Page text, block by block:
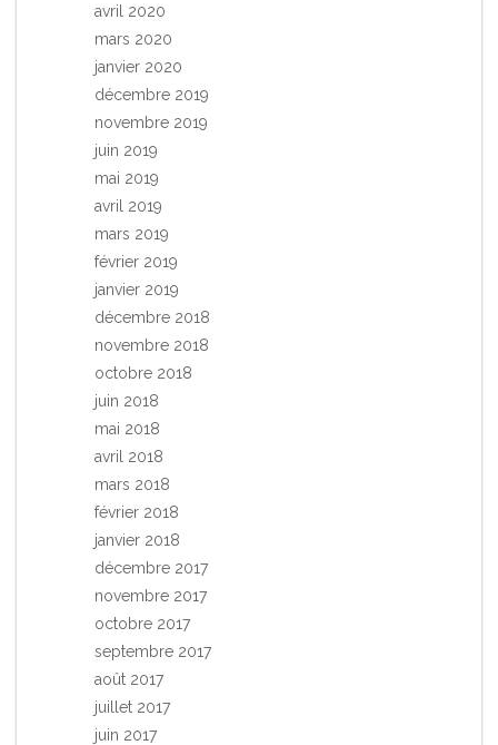
avril 2020
mars 2020
janvier 2020
décembre 2019
novembre 2019
juin 2019
mai 2019
avril 2019
mars 2019
février 2019
janvier 2019
décembre 2018
novembre 2018
octobre 2018
juin 2018
mai 2018
avril 2018
mars 2018
février 2018
janvier 2018
décembre 2017
novembre 2017
octobre 2017
septembre 2017
août 2017
juillet 2017
juin 2017